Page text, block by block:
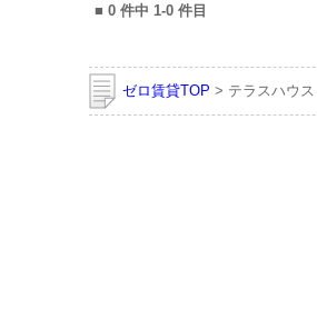
■ 0 件中 1-0 件目
ゼロ賃貸TOP > テラスハウ